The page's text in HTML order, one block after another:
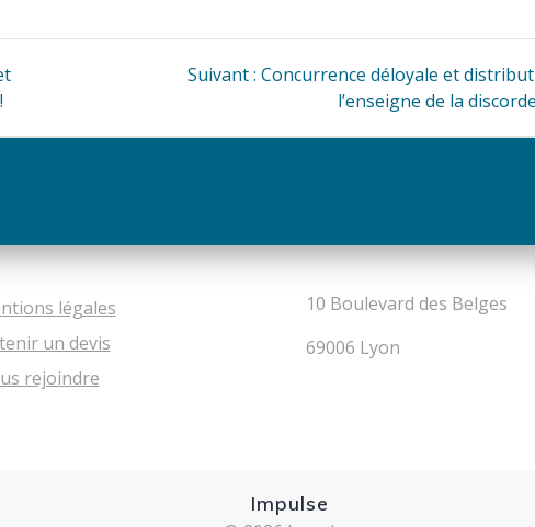
Suivant : Article
Concurrence déloyale et
l’enseigne de la
légales
un devis
rejoindre
10 Boulevard des Belges
69006 Lyon
Impulse